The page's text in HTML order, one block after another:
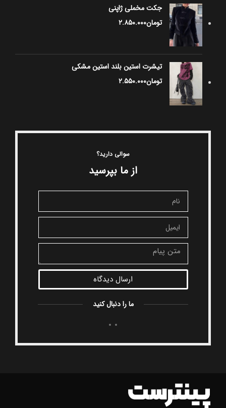
جکت مخملی ژاپنی
تومان۲.۸۵۰.۰۰۰
تیشرت استین بلند استین مشکی
تومان۲.۵۵۰.۰۰۰
سوالی دارید؟
از ما بپرسید
ارسال دیدگاه
ما را دنبال کنید